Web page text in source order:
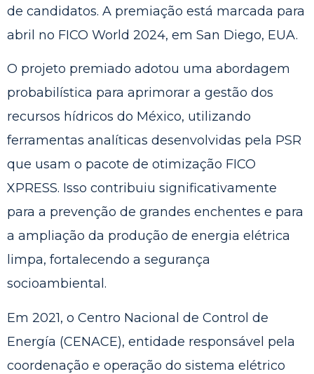
de candidatos. A premiação está marcada para
abril no FICO World 2024, em San Diego, EUA.
O projeto premiado adotou uma abordagem
probabilística para aprimorar a gestão dos
recursos hídricos do México, utilizando
ferramentas analíticas desenvolvidas pela PSR
que usam o pacote de otimização FICO
XPRESS. Isso contribuiu significativamente
para a prevenção de grandes enchentes e para
a ampliação da produção de energia elétrica
limpa, fortalecendo a segurança
socioambiental.
Em 2021, o Centro Nacional de Control de
Energía (CENACE), entidade responsável pela
coordenação e operação do sistema elétrico